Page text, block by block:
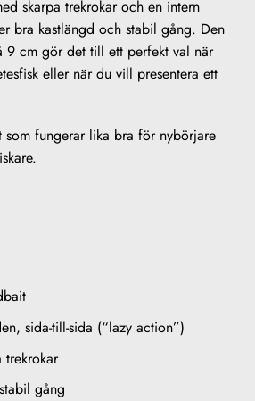
skarpa trekrokar och en intern
bra kastlängd och stabil gång. Den
9 cm gör det till ett perfekt val när
eller när du vill presentera ett
som fungerar lika bra för nybörjare
sida-till-sida (“lazy action”)
trekrokar
gång